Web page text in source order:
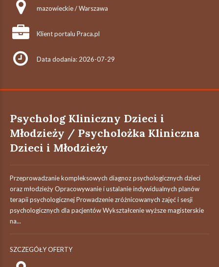
mazowieckie / Warszawa
Klient portalu Praca.pl
Data dodania: 2026-07-29
Psycholog Kliniczny Dzieci i
Młodzieży / Psycholożka Kliniczna
Dzieci i Młodzieży
Przeprowadzanie kompleksowych diagnoz psychologicznych dzieci
oraz młodzieży Opracowywanie i ustalanie indywidualnych planów
terapii psychologicznej Prowadzenie zróżnicowanych zajęć i sesji
psychologicznych dla pacjentów Wykształcenie wyższe magisterskie
na...
SZCZEGÓŁY OFERTY